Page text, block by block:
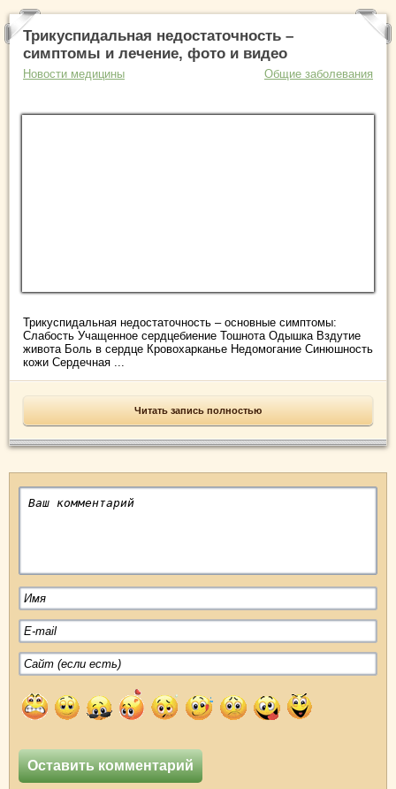
Трикуспидальная недостаточность –
симптомы и лечение, фото и видео
Новости медицины Общие заболевания
Трикуспидальная недостаточность – основные симптомы:
Слабость Учащенное сердцебиение Тошнота Одышка Вздутие
живота Боль в сердце Кровохарканье Недомогание Синюшность
кожи Сердечная ...
Читать запись полностью